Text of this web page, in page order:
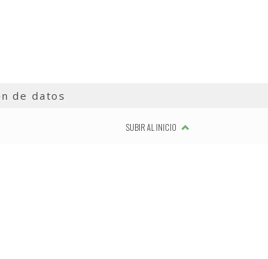
de datos
SUBIR AL INICIO